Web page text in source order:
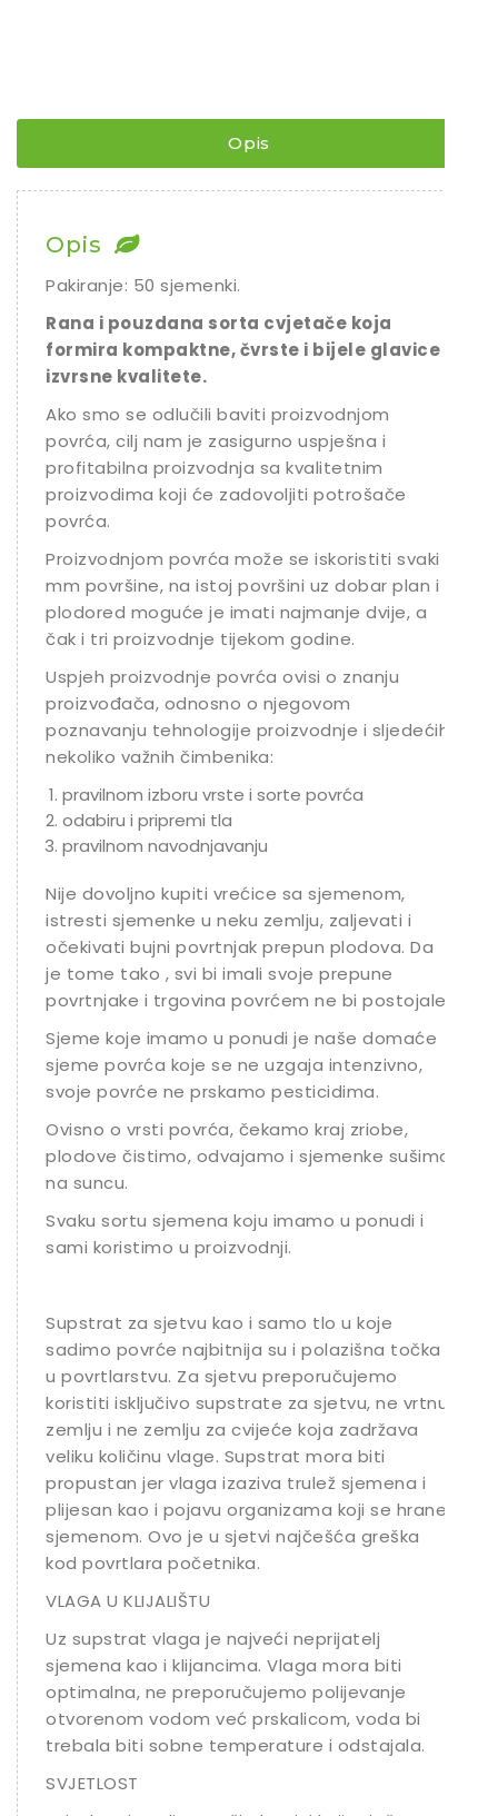
Opis
Opis
Pakiranje: 50 sjemenki.
Rana i pouzdana sorta cvjetače koja
formira kompaktne, čvrste i bijele glavice
izvrsne kvalitete.
Ako smo se odlučili baviti proizvodnjom
povrća, cilj nam je zasigurno uspješna i
profitabilna proizvodnja sa kvalitetnim
proizvodima koji će zadovoljiti potrošače
povrća.
Proizvodnjom povrća može se iskoristiti svaki
mm površine, na istoj površini uz dobar plan i
plodored moguće je imati najmanje dvije, a
čak i tri proizvodnje tijekom godine.
Uspjeh proizvodnje povrća ovisi o znanju
proizvođača, odnosno o njegovom
poznavanju tehnologije proizvodnje i sljedećih
nekoliko važnih čimbenika:
pravilnom izboru vrste i sorte povrća
odabiru i pripremi tla
pravilnom navodnjavanju
Nije dovoljno kupiti vrećice sa sjemenom,
istresti sjemenke u neku zemlju, zaljevati i
očekivati bujni povrtnjak prepun plodova. Da
je tome tako , svi bi imali svoje prepune
povrtnjake i trgovina povrćem ne bi postojale.
Sjeme koje imamo u ponudi je naše domaće
sjeme povrća koje se ne uzgaja intenzivno,
svoje povrće ne prskamo pesticidima.
Ovisno o vrsti povrća, čekamo kraj zriobe,
plodove čistimo, odvajamo i sjemenke sušimo
na suncu.
Svaku sortu sjemena koju imamo u ponudi i
sami koristimo u proizvodnji.
Supstrat za sjetvu kao i samo tlo u koje
sadimo povrće najbitnija su i polazišna točka
u povrtlarstvu. Za sjetvu preporučujemo
koristiti isključivo supstrate za sjetvu, ne vrtnu
zemlju i ne zemlju za cvijeće koja zadržava
veliku količinu vlage. Supstrat mora biti
propustan jer vlaga izaziva trulež sjemena i
plijesan kao i pojavu organizama koji se hrane
sjemenom. Ovo je u sjetvi najčešća greška
kod povrtlara početnika.
VLAGA U KLIJALIŠTU
Uz supstrat vlaga je najveći neprijatelj
sjemena kao i klijancima. Vlaga mora biti
optimalna, ne preporučujemo polijevanje
otvorenom vodom već prskalicom, voda bi
trebala biti sobne temperature i odstajala.
SVJETLOST